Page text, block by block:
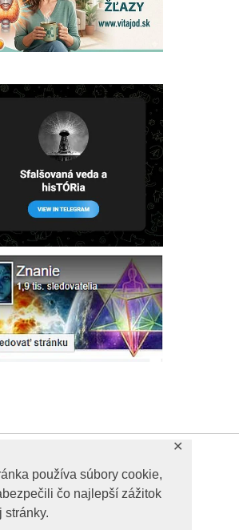
používa súbory cookie,
čo najlepší zážitok
stránky.
✕